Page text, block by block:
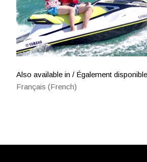
Also available in / Également
Français (French)